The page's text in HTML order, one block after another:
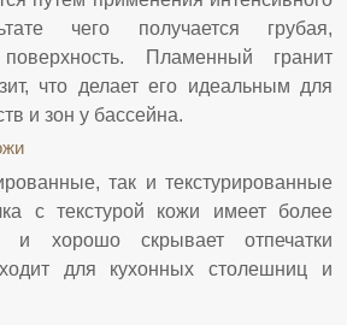
чего получается грубая,
поверхность. Пламенный гранит
что делает его идеальным для
и зон у бассейна.
так и текстурированные
с текстурой кожи имеет более
и хорошо скрывает отпечатки
для кухонных столешниц и